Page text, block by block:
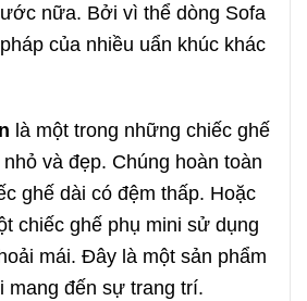
nữa. Bởi vì thể dòng Sofa
của nhiều uẩn khúc khác
là một trong những chiếc ghế
và đẹp. Chúng hoàn toàn
ghế dài có đệm thấp. Hoặc
chiếc ghế phụ mini sử dụng
mái. Đây là một sản phẩm
đến sự trang trí.